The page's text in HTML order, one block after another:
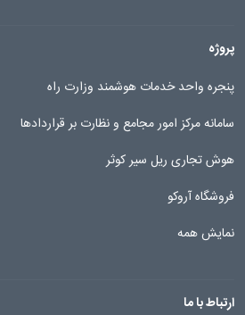
پروژه
پنجره واحد خدمات هوشمند وزارت راه
سامانه مرکز امور مجامع و نظارت بر قراردادها
هوش تجاری ریل سیر کوثر
فروشگاه آروکو
نمایش همه
ارتباط با ما